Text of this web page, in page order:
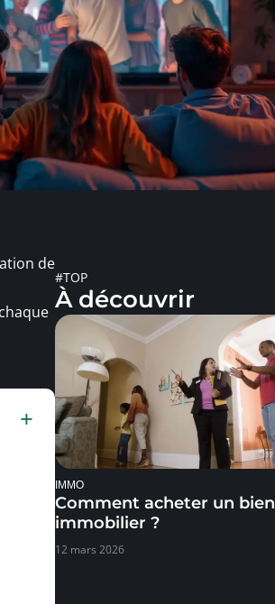
de
#TOP
À découvrir
IMMO
Comment acheter un bien
immobilier ?
12 mars 2026